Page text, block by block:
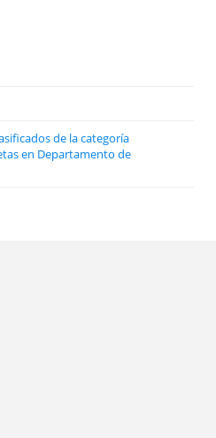
de la categoría
en Departamento de